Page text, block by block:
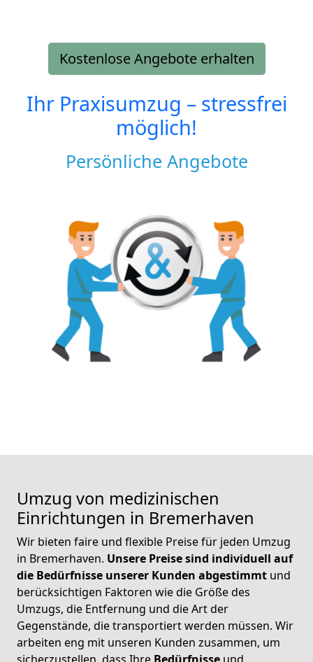
Kostenlose Angebote erhalten
Ihr Praxisumzug – stressfrei
möglich!
Persönliche Angebote
Umzug von medizinischen
Einrichtungen in Bremerhaven
Wir bieten faire und flexible Preise für jeden Umzug
in Bremerhaven. Unsere Preise sind individuell auf
die Bedürfnisse unserer Kunden abgestimmt und
berücksichtigen Faktoren wie die Größe des
Umzugs, die Entfernung und die Art der
Gegenstände, die transportiert werden müssen. Wir
arbeiten eng mit unseren Kunden zusammen, um